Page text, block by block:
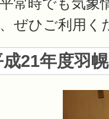
常時でも気象
ぜひご利用く
成21年度羽